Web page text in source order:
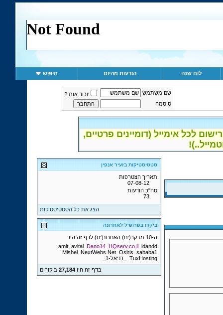
לוח שנה הודעות מהיום חיפוש
שם משתמש
זכור אותי?
סיסמה
לכל אימייל (דומיינים פרטיים,
סטטיסטיקות בזעיר אנפין
תאריך הצטרפות
07-08-12
סה"כ הודעות
73
הצג את כל הסטטיסטיקות
ביקרו בפרופיל לאחרונה
ה-10 מבקר(ים) האחרונ(ים) לדף זה היו:
amit_avital Dano14 HQserv.co.il idandd
Mishel NextWebs.Net Osiris sababa1
TuxHosting
_דניאל-1_
בדף זה היו27,184 ביקורים